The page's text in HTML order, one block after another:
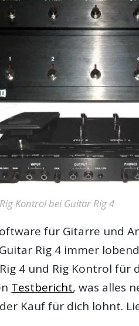
Kontrol bei Guitar Rig 4
für Gitarre und
Rig 4 immer
4 und Rig Kontrol
Testbericht, was alles
Kauf für dich lohnt.